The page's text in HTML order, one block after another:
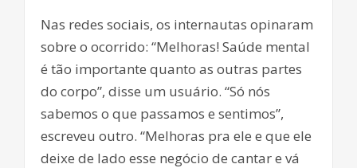
Nas redes sociais, os internautas opinaram
sobre o ocorrido: “Melhoras! Saúde mental
é tão importante quanto as outras partes
do corpo”, disse um usuário. “Só nós
sabemos o que passamos e sentimos”,
escreveu outro. “Melhoras pra ele e que ele
deixe de lado esse negócio de cantar e vá